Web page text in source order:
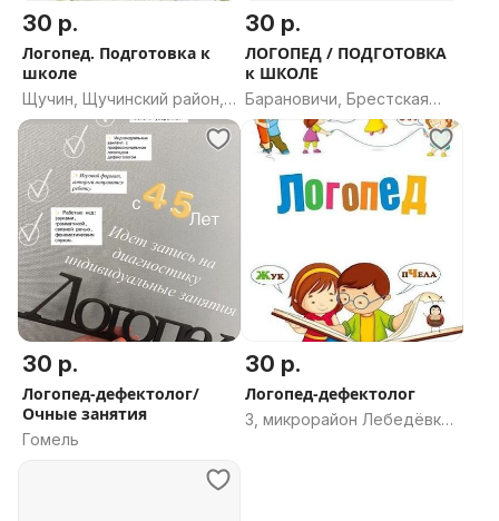
30 р.
Логопед. Подготовка к
школе
Щучин, Щучинский район,
Гродненская область
30 р.
ЛОГОПЕД / ПОДГОТОВКА
к ШКОЛЕ
Барановичи, Брестская
область
30 р.
Логопед-дефектолог/
Очные занятия
Гомель
30 р.
Логопед-дефектолог
3, микрорайон Лебедёвка-